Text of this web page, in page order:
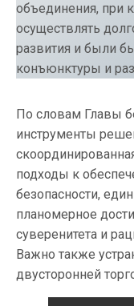
объединения, при
осуществлять
развития и были
конъюнктуры и
По словам Главы
инструменты
подходы к
безопасности,
планомерное
суверенитета и
Важно также
двусторонней